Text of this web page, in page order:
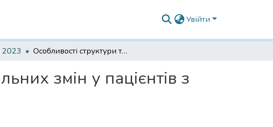
Увійти
2023 Особливості структури та частоти ретинальних змін у пацієнтів з різним клінічним перебігом COVID-19
змін у пацієнтів з